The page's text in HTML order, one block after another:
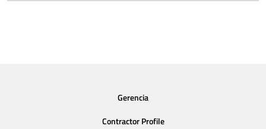
Gerencia
Contractor Profile